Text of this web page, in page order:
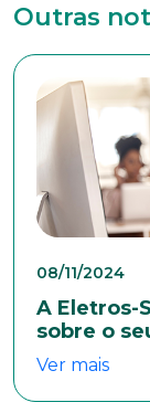
Outras
08/11/2024
A Eletros-
sobre o
Ver mais